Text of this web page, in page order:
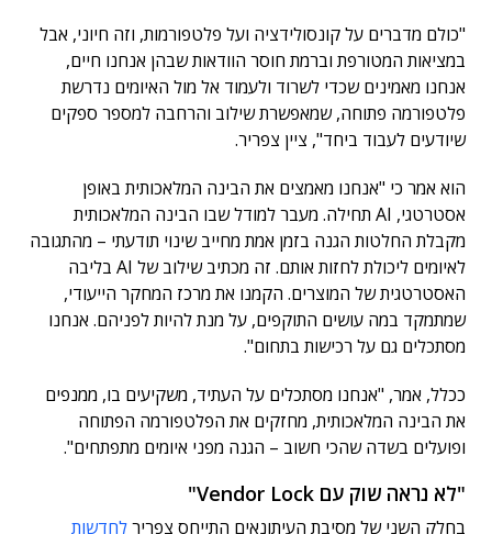
"כולם מדברים על קונסולידציה ועל פלטפורמות, וזה חיוני, אבל
במציאות המטורפת וברמת חוסר הוודאות שבהן אנחנו חיים,
אנחנו מאמינים שכדי לשרוד ולעמוד אל מול האיומים נדרשת
פלטפורמה פתוחה, שמאפשרת שילוב והרחבה למספר ספקים
שיודעים לעבוד ביחד", ציין צפריר.
הוא אמר כי "אנחנו מאמצים את הבינה המלאכותית באופן
אסטרטגי, AI תחילה. מעבר למודל שבו הבינה המלאכותית
מקבלת החלטות הגנה בזמן אמת מחייב שינוי תודעתי – מהתגובה
לאיומים ליכולת לחזות אותם. זה מכתיב שילוב של AI בליבה
האסטרטגית של המוצרים. הקמנו את מרכז המחקר הייעודי,
שמתמקד במה עושים התוקפים, על מנת להיות לפניהם. אנחנו
מסתכלים גם על רכישות בתחום".
ככלל, אמר, "אנחנו מסתכלים על העתיד, משקיעים בו, ממנפים
את הבינה המלאכותית, מחזקים את הפלטפורמה הפתוחה
ופועלים בשדה שהכי חשוב – הגנה מפני איומים מתפתחים".
"לא נראה שוק עם Vendor Lock"
בחלק השני של מסיבת העיתונאים התייחס צפרירלחדשות